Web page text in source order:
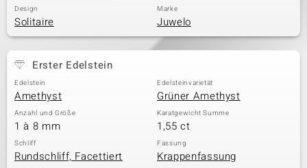
Design
Solitaire
Marke
Juwelo
Erster Edelstein
Edelstein
Amethyst
Edelsteinvarietät
Grüner Amethyst
Anzahl und Größe
1 à 8 mm
Karatgewicht Summe
1,55 ct
Schliff
Rundschliff, Facettiert
Fassung
Krappenfassung